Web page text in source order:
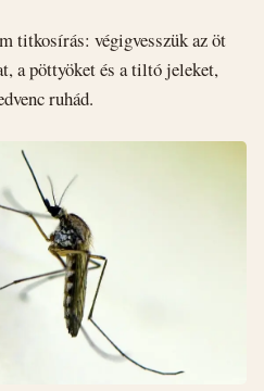
titkosírás: végigvesszük az öt
a pöttyöket és a tiltó jeleket,
ruhád.